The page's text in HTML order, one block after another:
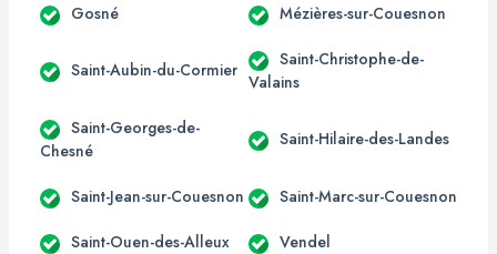
Gosné Mézières-sur-Couesnon
Saint-Aubin-du-Cormier
Saint-Christophe-de-
Valains
Saint-Georges-de-
Chesné
Saint-Hilaire-des-Landes
Saint-Jean-sur-Couesnon Saint-Marc-sur-Couesnon
Saint-Ouen-des-Alleux Vendel